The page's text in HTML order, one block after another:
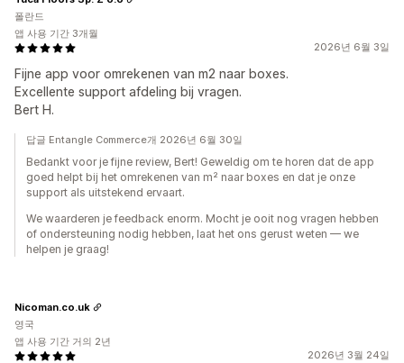
2026년 6월 3일
Fijne app voor omrekenen van m2 naar boxes.
Excellente support afdeling bij vragen.
Bert H.
폴란드
앱 사용 기간 3개월
답글 Entangle Commerce개 2026년 6월 30일
Bedankt voor je fijne review, Bert! Geweldig om te horen dat de app
goed helpt bij het omrekenen van m² naar boxes en dat je onze
support als uitstekend ervaart.
We waarderen je feedback enorm. Mocht je ooit nog vragen hebben
of ondersteuning nodig hebben, laat het ons gerust weten — we
helpen je graag!
2026년 3월 24일
Nicoman.co.uk
영국
앱 사용 기간 거의 2년